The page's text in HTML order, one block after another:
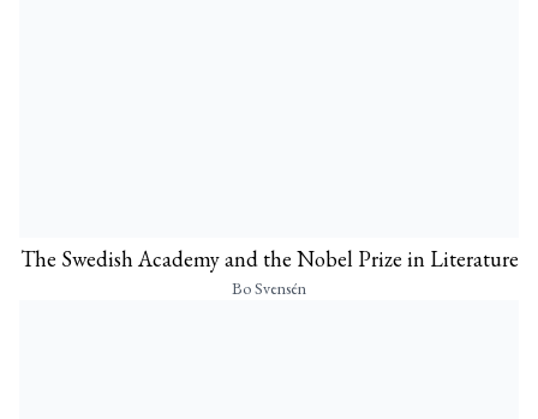
The Swedish Academy and the Nobel Prize in Literature
Bo Svensén